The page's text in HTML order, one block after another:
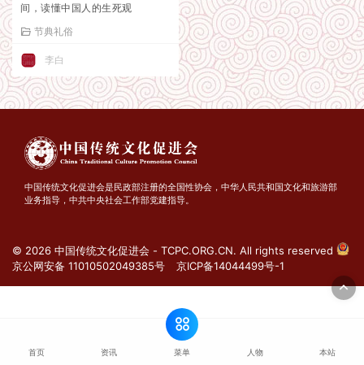
间，读懂中国人的生死观
节典礼俗
李白
中国传统文化促进会是民政部注册的全国性协会，中华人民共和国文化和旅游部
业务指导，中共中央社会工作部党建指导。
© 2026 中国传统文化促进会 - TCPC.ORG.CN. All rights reserved
京公网安备 11010502049385号
京ICP备14044499号-1
首页 资讯 菜单 人物 本站